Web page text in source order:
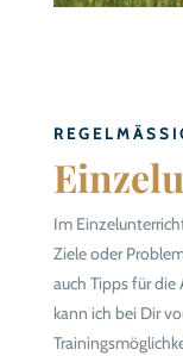
Im
Ziele oder
auch Tipps für
kann ich bei Dir